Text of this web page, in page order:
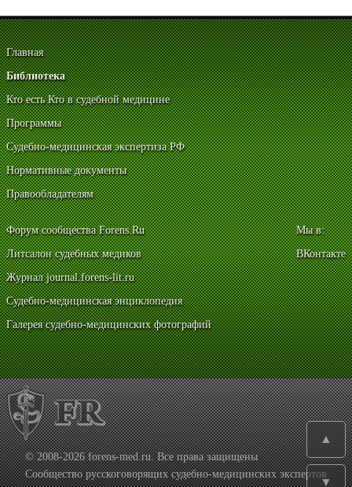
Главная
Библиотека
Кто есть Кто в судебной медицине
Программы
Судебно-медицинская экспертиза РФ
Нормативные документы
Правообладателям
Форум сообщества Forens.Ru
Литсалон судебных медиков
Журнал journal.forens-lit.ru
Судебно-медицинская энциклопедия
Галерея судебно-медицинских фотографий
Мы в:
ВКонтакте
© 2008-2026 forens-med.ru. Все права защищены
Сообщество русскоговорящих судебно-медицинских экспертов
▲
▼